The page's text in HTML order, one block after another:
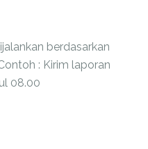
berdasarkan
: Kirim laporan
08.00